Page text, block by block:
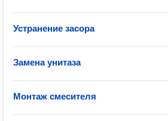
Устранение засора
Замена унитаза
Монтаж смесителя